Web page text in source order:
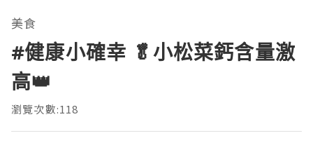
美食
#健康小確幸 🥬小松菜鈣含量激
高👑
瀏覽次數:118